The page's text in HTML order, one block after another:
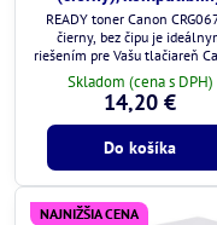
READY toner Canon
čierny, bez čipu je
riešením pre Vašu tlačiareň
Skladom (cena s DPH)
14,20 €
Do košíka
NAJNIŽŠIA CENA